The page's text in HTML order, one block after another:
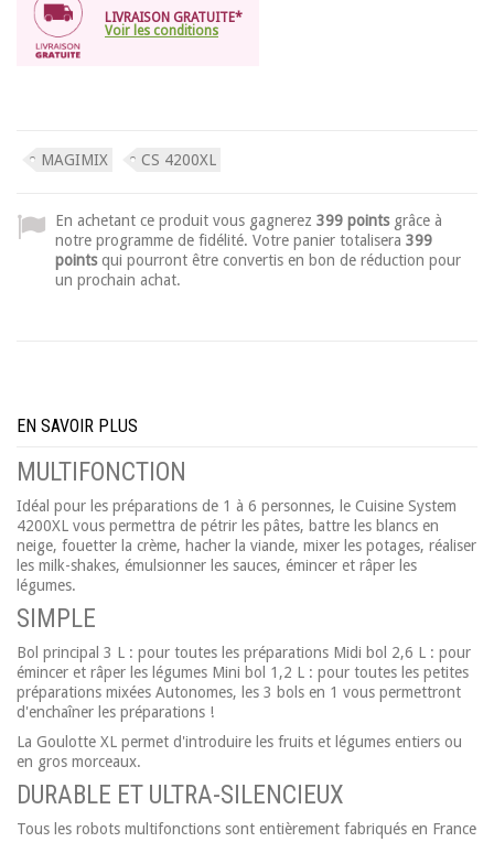
LIVRAISON GRATUITE*
Voir les conditions
MAGIMIX CS 4200XL
En achetant ce produit vous gagnerez 399 pointsgrâce à
notre programme de fidélité. Votre panier totalisera 399
pointsqui pourront être convertis en bon de réduction pour
un prochain achat.
EN SAVOIR PLUS
MULTIFONCTION
Idéal pour les préparations de 1 à 6 personnes, le Cuisine System
4200XL vous permettra de pétrir les pâtes, battre les blancs en
neige, fouetter la crème, hacher la viande, mixer les potages, réaliser
les milk-shakes, émulsionner les sauces, émincer et râper les
légumes.
SIMPLE
Bol principal 3 L : pour toutes les préparations Midi bol 2,6 L : pour
émincer et râper les légumes Mini bol 1,2 L : pour toutes les petites
préparations mixées Autonomes, les 3 bols en 1 vous permettront
d'enchaîner les préparations !
La Goulotte XL permet d'introduire les fruits et légumes entiers ou
en gros morceaux.
DURABLE ET ULTRA-SILENCIEUX
Tous les robots multifonctions sont entièrement fabriqués en France